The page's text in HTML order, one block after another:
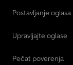
Postavljanje oglasa
Upravljajte oglase
Pečat poverenja